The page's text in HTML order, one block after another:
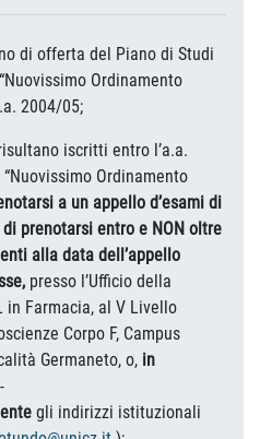
di offerta del Piano di Studi
Ordinamento
2004/05;
iscritti entro l’a.a.
Ordinamento
a un appello d’esami di
prenotarsi entro e NON oltre
alla data dell’appello
presso l’Ufficio della
in Farmacia, al V Livello
Corpo F, Campus
Germaneto, o, in
gli indirizzi istituzionali